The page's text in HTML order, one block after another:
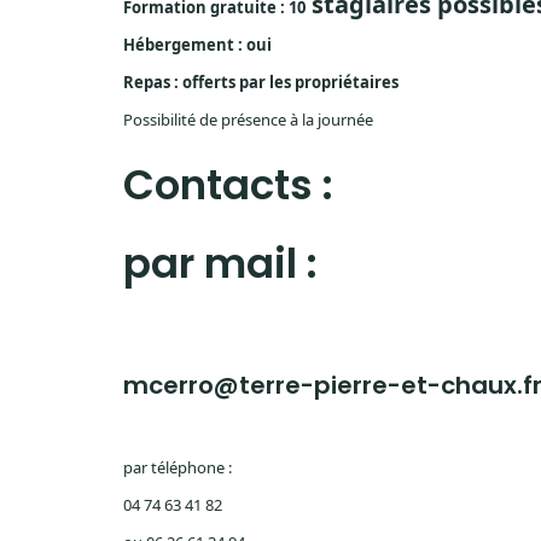
Formation gratuite : 10
Hébergement : oui
Repas : offerts par les propriétaires
Possibilité de présence à la journée
Contacts :
par mail :
mcerro@terre-pierre-et-chaux.fr
par téléphone :
04 74 63 41 82